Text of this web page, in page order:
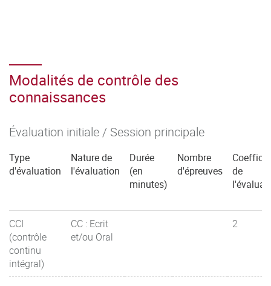
Modalités de contrôle des
connaissances
Évaluation initiale / Session principale
Type
d'évaluation
Nature de
l'évaluation
Durée
(en
minutes)
Nombre
d'épreuves
de
CCI
(contrôle
continu
intégral)
CC : Ecrit
et/ou Oral
2